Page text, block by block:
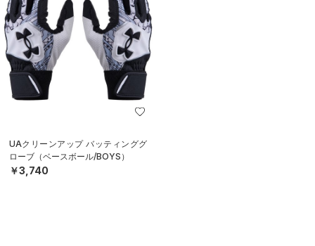
UAクリーンアップ バッティンググ
ローブ（ベースボール/BOYS）
￥3,740